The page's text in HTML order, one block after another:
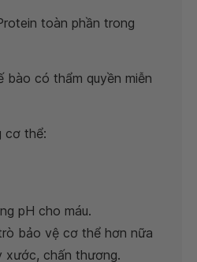
toàn phần trong
bào có thẩm quyền miễn
cơ thể:
pH cho máu.
bảo vệ cơ thể hơn nữa
xước, chấn thương.